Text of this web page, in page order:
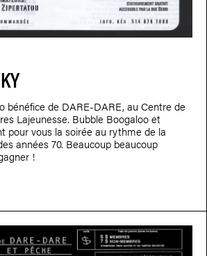
bénéfice de DARE-DARE, au Centre de
Lajeunesse. Bubble Boogaloo et
pour vous la soirée au rythme de la
années 70. Beaucoup beaucoup
!